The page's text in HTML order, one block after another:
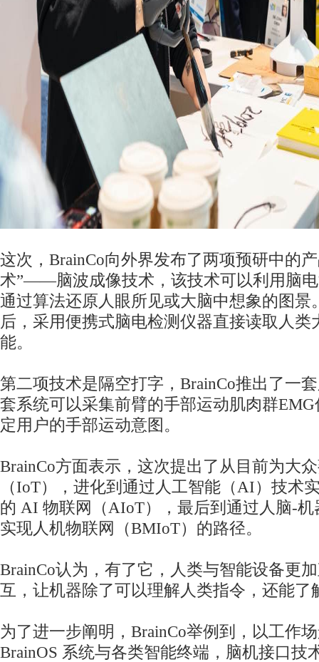
这次，BrainCo向外界发布了两项预研中的
术”——脑波成像技术，该技术可以利用脑
通过算法还原人眼所见或大脑中想象的图景
后，采用便携式脑电检测仪器直接读取人类
能。
第二项技术是隔空打字，BrainCo推出了一
套系统可以采集前臂的手部运动肌肉群
定用户的手部运动意图。
BrainCo方面表示，这次提出了从目前为大
（IoT），进化到通过人工智能（AI）技术
的 AI 物联网（AIoT），最后到通过人脑-
实现人机物联网（BMIoT）的路径。
BrainCo认为，有了它，人类与智能设备更
互，让机器除了可以理解人类指令，还能了
为了进一步阐明，BrainCo举例到，以工作
BrainOS 系统与各类智能终端，脑机接口技